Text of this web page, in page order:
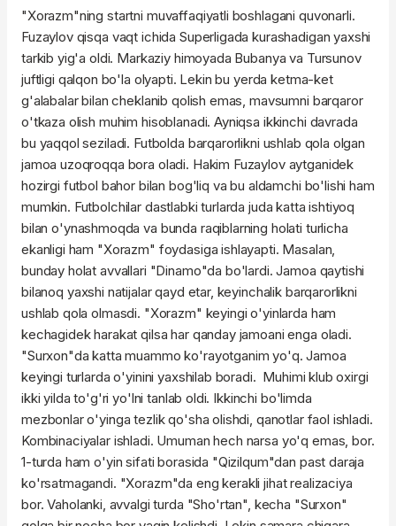
"Xorazm"ning startni muvaffaqiyatli boshlagani quvonarli.
Fuzaylov qisqa vaqt ichida Superligada kurashadigan yaxshi
tarkib yig'a oldi. Markaziy himoyada Bubanya va Tursunov
juftligi qalqon bo'la olyapti. Lekin bu yerda ketma-ket
g'alabalar bilan cheklanib qolish emas, mavsumni barqaror
o'tkaza olish muhim hisoblanadi. Ayniqsa ikkinchi davrada
bu yaqqol seziladi. Futbolda barqarorlikni ushlab qola olgan
jamoa uzoqroqqa bora oladi. Hakim Fuzaylov aytganidek
hozirgi futbol bahor bilan bog'liq va bu aldamchi bo'lishi ham
mumkin. Futbolchilar dastlabki turlarda juda katta ishtiyoq
bilan o'ynashmoqda va bunda raqiblarning holati turlicha
ekanligi ham "Xorazm" foydasiga ishlayapti. Masalan,
bunday holat avvallari "Dinamo"da bo'lardi. Jamoa qaytishi
bilanoq yaxshi natijalar qayd etar, keyinchalik barqarorlikni
ushlab qola olmasdi. "Xorazm" keyingi o'yinlarda ham
kechagidek harakat qilsa har qanday jamoani enga oladi.
"Surxon"da katta muammo ko'rayotganim yo'q. Jamoa
keyingi turlarda o'yinini yaxshilab boradi. Muhimi klub oxirgi
ikki yilda to'g'ri yo'lni tanlab oldi. Ikkinchi bo'limda
mezbonlar o'yinga tezlik qo'sha olishdi, qanotlar faol ishladi.
Kombinaciyalar ishladi. Umuman hech narsa yo'q emas, bor.
1-turda ham o'yin sifati borasida "Qizilqum"dan past daraja
ko'rsatmagandi. "Xorazm"da eng kerakli jihat realizaciya
bor. Vaholanki, avvalgi turda "Sho'rtan", kecha "Surxon"